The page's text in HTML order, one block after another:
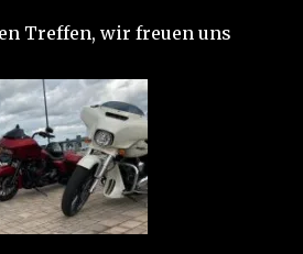
Treffen, wir freuen uns